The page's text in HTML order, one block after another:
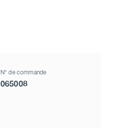
N° de commande
065008